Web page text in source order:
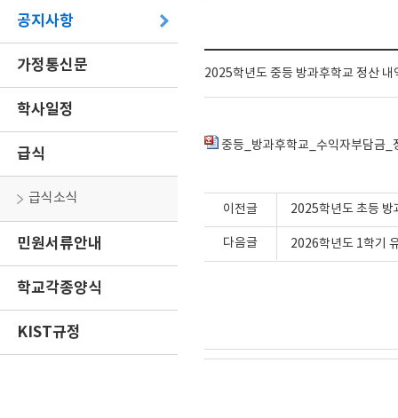
공지사항
가정통신문
학사일정
급식
급식소식
민원서류안내
학교각종양식
KIST규정
2025학년도 중등 방과후학교 정산 내
중등_방과후학교_수익자부담금
이전글 2025학년도 초등 방
다음글 2026학년도 1학기